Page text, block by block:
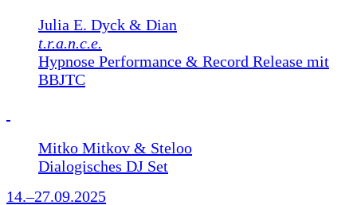
Julia E. Dyck & Dian
t.r.a.n.c.e.
Hypnose Performance & Record Release mit
BBJTC
Mitko Mitkov & Steloo
Dialogisches DJ Set
14.–27.09.2025